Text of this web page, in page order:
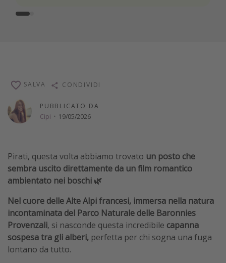
PUBBLICATO DA
Cipi · 19/05/2026
SALVA CONDIVIDI
Pirati, questa volta abbiamo trovato un posto che
sembra uscito direttamente da un film romantico
ambientato nei boschi 🌿
Nel cuore delle Alte Alpi francesi, immersa nella natura
incontaminata del Parco Naturale delle Baronnies
Provenzali, si nasconde questa incredibile capanna
sospesa tra gli alberi, perfetta per chi sogna una fuga
lontano da tutto.